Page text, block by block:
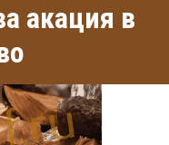
акация в